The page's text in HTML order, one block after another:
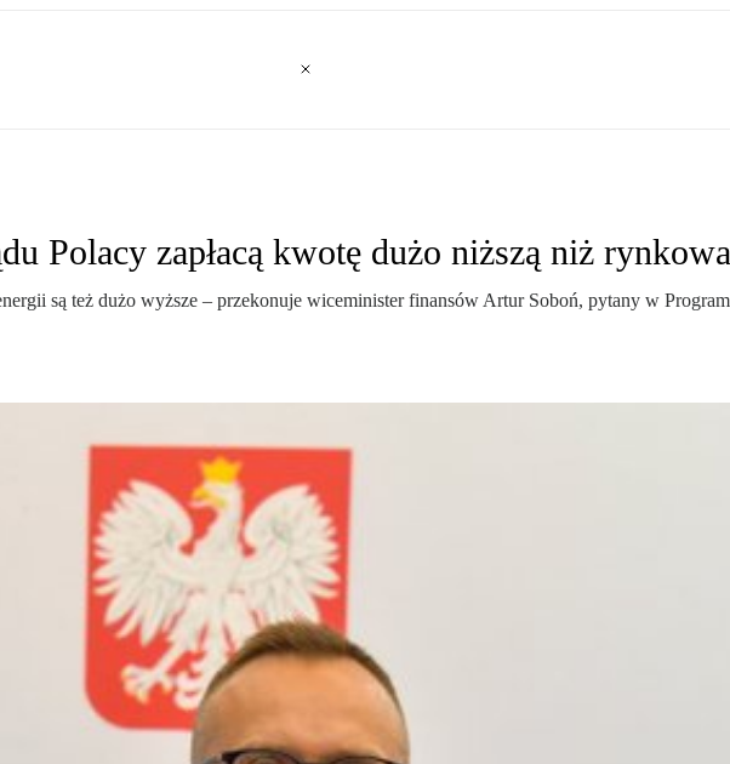
Polacy zapłacą kwotę dużo niższą niż rynkowa
są też dużo wyższe – przekonuje wiceminister finansów Artur Soboń, pytany w